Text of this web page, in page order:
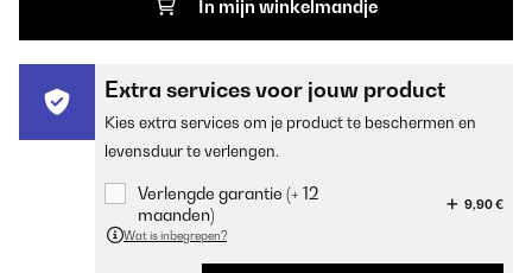
In mijn winkelmandje
Extra services voor jouw product
Kies extra services om je product te beschermen en
levensduur te verlengen.
Verlengde garantie (+ 12
maanden)
9,90 €
Wat is inbegrepen?